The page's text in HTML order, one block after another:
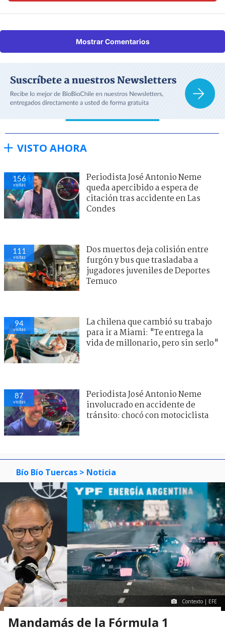
Mostrar Comentarios
VISTO AHORA
156
visitas
Periodista José Antonio Neme
queda apercibido a espera de
citación tras accidente en Las
Condes
111
visitas
Dos muertos deja colisión entre
furgón y bus que trasladaba a
jugadores juveniles de Deportes
Temuco
94
visitas
La chilena que cambió su trabajo
para ir a Miami: "Te entrega la
vida de millonario, pero sin serlo"
87
visitas
Periodista José Antonio Neme
involucrado en accidente de
tránsito: chocó con motociclista
Bío Bío Tuercas > Noticia
Contexto | EFE
Mandamás de la Fórmula 1